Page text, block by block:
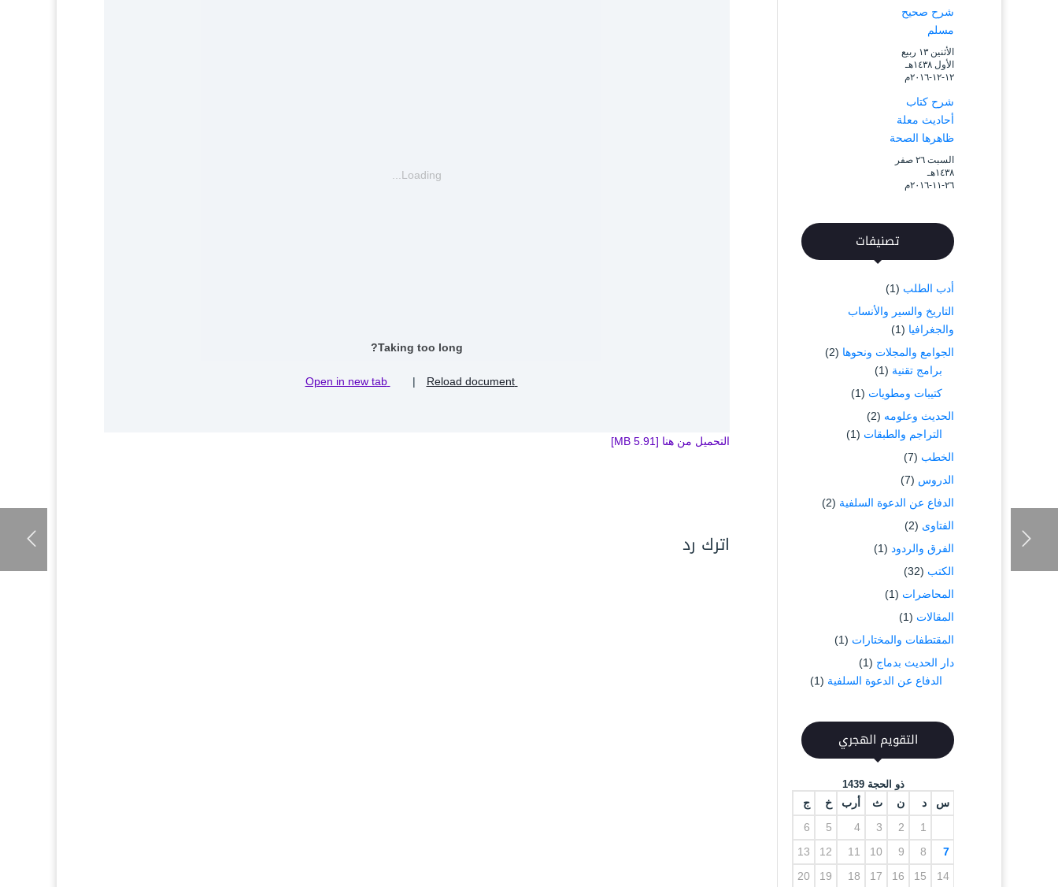
Loading...
Taking too long?
Reload document
|
Open in new tab
التحميل من هنا [5.91 MB]
اترك رد
شرح صحيح
مسلم
الأثنين ۱۳ ربيع
الأول ۱٤۳۸هـ
۱۲-۱۲-۲۰۱٦م
شرح كتاب
أحاديث معلة
ظاهرها الصحة
السبت ۲٦ صفر
۱٤۳۸هـ
۲٦-۱۱-۲۰۱٦م
تصنيفات
أدب الطلب (1)
التاريخ والسير والأنساب
والجغرافيا (1)
الجوامع والمجلات ونحوها (2)
برامج تقنية (1)
كتيبات ومطويات (1)
الحديث وعلومه (2)
التراجم والطبقات (1)
الخطب (7)
الدروس (7)
الدفاع عن الدعوة السلفية (2)
الفتاوى (2)
الفرق والردود (1)
الكتب (32)
المحاضرات (1)
المقالات (1)
المقتطفات والمختارات (1)
دار الحديث بدماج (1)
الدفاع عن الدعوة السلفية (1)
التقويم الهجري
ذو الحجة 1439
س د ن ث أرب خ ج
1
2
3
4
5
6
7
8
9
10
11
12
13
14
15
16
17
18
19
20